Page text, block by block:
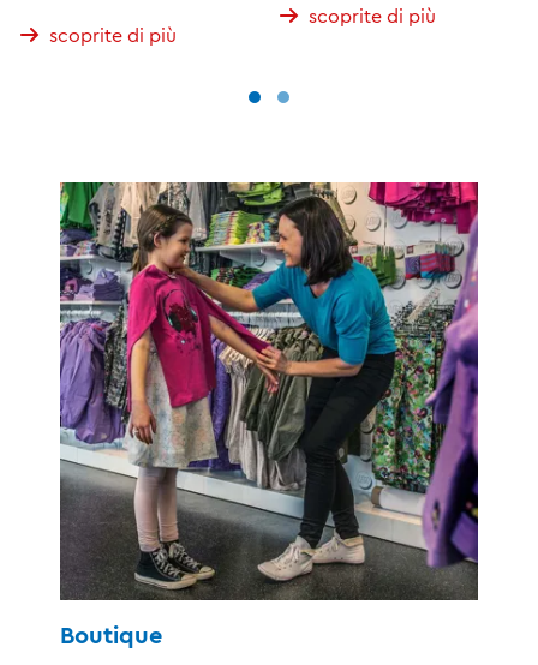
scoprite di più
scoprite di più
Boutique